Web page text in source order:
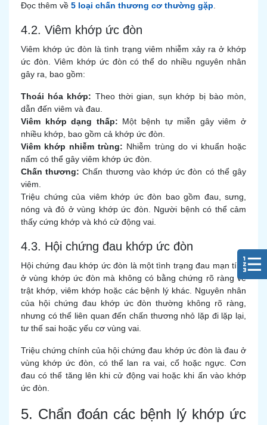
Đọc thêm về 5 loại chấn thương cơ thường gặp
4.2. Viêm khớp ức đòn
Viêm khớp ức đòn là tình trạng viêm nhiễm xảy ra ở khớp
ức đòn. Viêm khớp ức đòn có thể do nhiều nguyên nhân
gây ra, bao gồm:
Thoái hóa khớp: Theo thời gian, sụn khớp bị bào mòn,
dẫn đến viêm và đau.
Viêm khớp dạng thấp: Một bệnh tự miễn gây viêm ở
nhiều khớp, bao gồm cả khớp ức đòn.
Viêm khớp nhiễm trùng: Nhiễm trùng do vi khuẩn hoặc
nấm có thể gây viêm khớp ức đòn.
Chấn thương: Chấn thương vào khớp ức đòn có thể gây
viêm.
Triệu chứng của viêm khớp ức đòn bao gồm đau, sưng,
nóng và đỏ ở vùng khớp ức đòn. Người bệnh có thể cảm
thấy cứng khớp và khó cử động vai.
4.3. Hội chứng đau khớp ức đòn
Hội chứng đau khớp ức đòn là một tình trạng đau mạn tính
ở vùng khớp ức đòn mà không có bằng chứng rõ ràng về
trật khớp, viêm khớp hoặc các bệnh lý khác. Nguyên nhân
của hội chứng đau khớp ức đòn thường không rõ ràng,
nhưng có thể liên quan đến chấn thương nhỏ lặp đi lặp lại,
tư thế sai hoặc yếu cơ vùng vai.
Triệu chứng chính của hội chứng đau khớp ức đòn là đau ở
vùng khớp ức đòn, có thể lan ra vai, cổ hoặc ngực. Cơn
đau có thể tăng lên khi cử động vai hoặc khi ấn vào khớp
ức đòn.
5. Chẩn đoán các bệnh lý khớp ức